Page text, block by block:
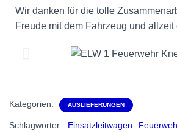
Wir danken für die tolle
Freude mit dem Fahrzeug und allzeit
Kategorien: AUSLIEFERUNGEN
Schlagwörter: Einsatzleitwagen